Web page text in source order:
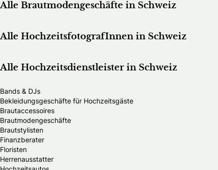
Alle Brautmodengeschäfte in Schweiz
Alle HochzeitsfotografInnen in Schweiz
Alle Hochzeitsdienstleister in Schweiz
Bands & DJs
Bekleidungsgeschäfte für Hochzeitsgäste
Brautaccessoires
Brautmodengeschäfte
Brautstylisten
Finanzberater
Floristen
Herrenausstatter